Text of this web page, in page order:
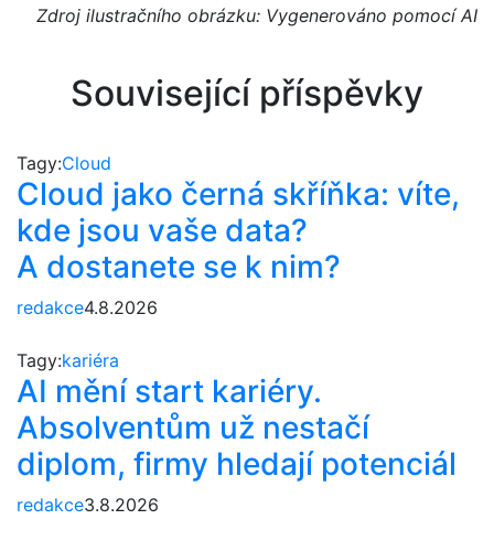
Zdroj ilustračního obrázku: Vygenerováno pomocí AI
Související příspěvky
Tagy:Cloud
Cloud jako černá skříňka: víte,
kde jsou vaše data?
A dostanete se k nim?
redakce4.8.2026
Tagy:kariéra
AI mění start kariéry.
Absolventům už nestačí
diplom, firmy hledají potenciál
redakce3.8.2026